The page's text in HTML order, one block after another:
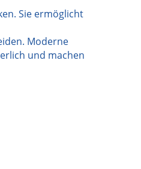
Sie ermöglicht
Moderne
und machen